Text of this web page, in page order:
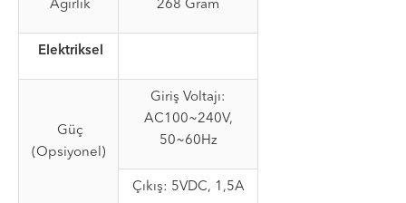
Ağırlık 268 Gram
Elektriksel
Güç
(Opsiyonel)
Giriş Voltajı:
AC100~240V,
50~60Hz
Çıkış: 5VDC, 1,5A